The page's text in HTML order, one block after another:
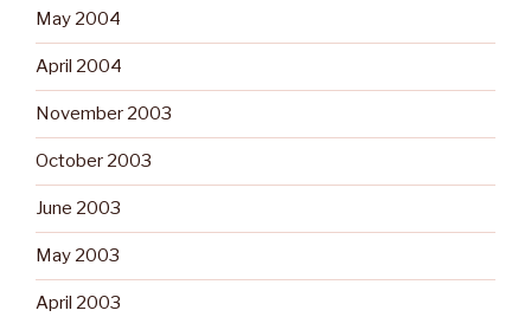
May 2004
April 2004
November 2003
October 2003
June 2003
May 2003
April 2003